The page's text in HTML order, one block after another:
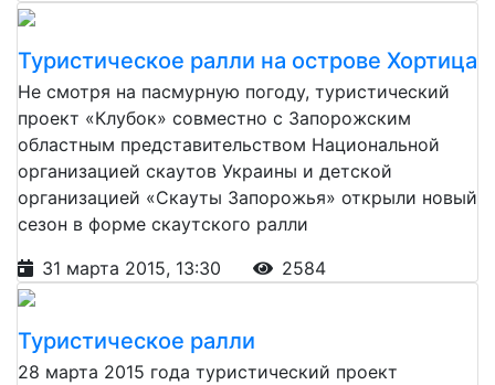
Туристическое ралли на острове Хортица
Не смотря на пасмурную погоду, туристический
проект «Клубок» совместно с Запорожским
областным представительством Национальной
организацией скаутов Украины и детской
организацией «Скауты Запорожья» открыли новый
сезон в форме скаутского ралли
31 марта 2015, 13:30
2584
Туристическое ралли
28 марта 2015 года туристический проект